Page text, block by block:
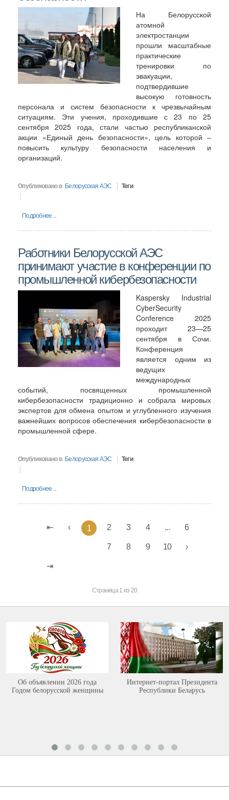
На Белорусской
атомной
электростанции
прошли масштабные
практические
тренировки по
эвакуации,
подтвердившие
высокую готовность
персонала и систем безопасности к чрезвычайным
ситуациям. Эти учения, проходившие с 23 по 25
сентября 2025 года, стали частью республиканской
акции «Единый день безопасности», цель которой –
повысить культуру безопасности населения и
организаций.
Опубликовано в Белорусская АЭС Теги
Подробнее ...
Работники Белорусской АЭС
принимают участие в конференции по
промышленной кибербезопасности
Kaspersky Industrial
CyberSecurity
Conference 2025
проходит 23—25
сентября в Сочи.
Конференция
является одним из
ведущих
международных
событий, посвященных промышленной
кибербезопасности традиционно и собрала мировых
экспертов для обмена опытом и углубленного изучения
важнейших вопросов обеспечения кибербезопасности в
промышленной сфере.
Опубликовано в Белорусская АЭС Теги
Подробнее ...
1 2 3 4 ... 6
7 8 9 10
Страница 1 из 20
Об объявлении 2026 года
Годом белорусской женщины
Интернет-портал Президента
Республики Беларусь